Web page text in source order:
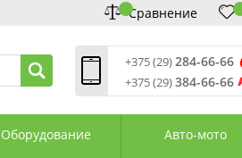
Сравнение
+375 (29)284-66-66
+375 (29)384-66-66
Сб: 10:00—18:00
Оборудование Авто-мото